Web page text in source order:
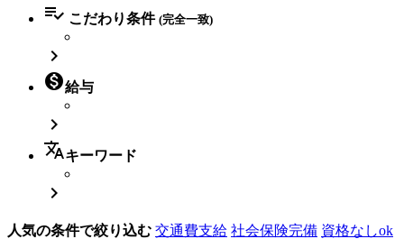
 こだわり条件 (完全一致)

給与

translateキーワード

人気の条件で絞り込む 交通費支給 社会保険完備 資格なしok